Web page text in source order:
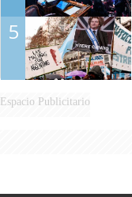
5
Espacio Publicitario